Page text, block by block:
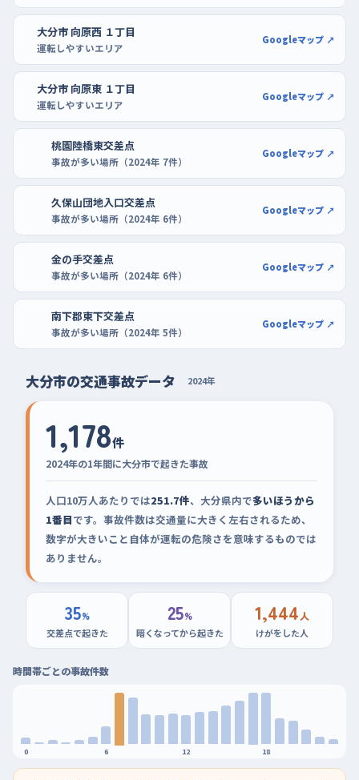
大分市 向原西 １丁目
運転しやすいエリア
Googleマップ ↗
大分市 向原東 １丁目
運転しやすいエリア
Googleマップ ↗
桃園陸橋東交差点
事故が多い場所（2024年 7件）
Googleマップ ↗
久保山団地入口交差点
事故が多い場所（2024年 6件）
Googleマップ ↗
金の手交差点
事故が多い場所（2024年 6件）
Googleマップ ↗
南下郡東下交差点
事故が多い場所（2024年 5件）
Googleマップ ↗
大分市の交通事故データ 2024年
1,178件
2024年の1年間に大分市で起きた事故
人口10万人あたりでは251.7件、大分県内で多いほうから
1番目です。事故件数は交通量に大きく左右されるため、
数字が大きいこと自体が運転の危険さを意味するものでは
ありません。
35%
交差点で起きた
25%
暗くなってから起きた
1,444人
けがをした人
時間帯ごとの事故件数
0 6 12 18